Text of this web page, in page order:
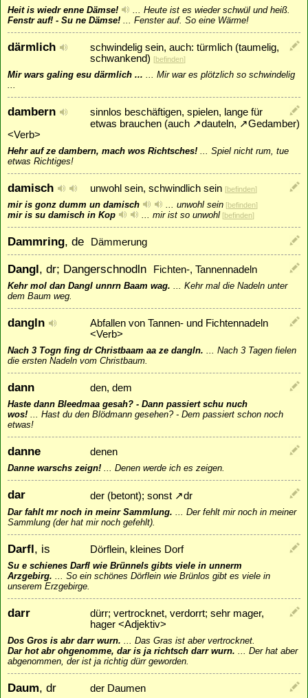
Heit is wiedr enne Dämse!
Heute ist es wieder schwül und heiß.
Fenstr auf! - Su ne Dämse!
Fenster auf. So eine Wärme!
därmlich
schwindelig sein, auch: türmlich (taumelig,
schwankend) [befinden]
Mir wars galing esu därmlich ...
Mir war es plötzlich so schwindelig
dambern
sinnlos beschäftigen, spielen, lange für
etwas brauchen (auch ↗dauteln, ↗Gedamber)
<Verb>
Hehr auf ze dambern, mach wos Richtsches!
Spiel nicht rum, tue
etwas Richtiges!
damisch unwohl sein, schwindlich sein [befinden]
mir is gonz dumm un damisch unwohl sein [befinden]
mir is su damisch in Kop mir ist so unwohl [befinden]
Dammring, de Dämmerung
Dangl, dr; Dangerschnodln Fichten-, Tannennadeln
Kehr mol dan Dangl unnrn Baam wag.
Kehr mal die Nadeln unter
dem Baum weg.
dangln
Abfallen von Tannen- und Fichtennadeln
<Verb>
Nach 3 Togn fing dr Christbaam aa ze dangln.
Nach 3 Tagen fielen
die ersten Nadeln vom Christbaum.
dann den, dem
Haste dann Bleedmaa gesah? - Dann passiert schu nuch
wos!
Hast du den Blödmann gesehen? - Dem passiert schon noch
etwas!
danne denen
Danne warschs zeign! Denen werde ich es zeigen.
dar der (betont); sonst ↗dr
Dar fahlt mr noch in meinr Sammlung.
Der fehlt mir noch in meiner
Sammlung (der hat mir noch gefehlt).
Darfl, is Dörflein, kleines Dorf
Su e schienes Darfl wie Brünnels gibts viele in unnerm
Arzgebirg.
So ein schönes Dörflein wie Brünlos gibt es viele in
unserem Erzgebirge.
darr
dürr; vertrocknet, verdorrt; sehr mager,
hager <Adjektiv>
Dos Gros is abr darr wurn.
Das Gras ist aber vertrocknet.
Dar hot abr ohgenomme, dar is ja richtsch darr wurn.
Der hat aber
abgenommen, der ist ja richtig dürr geworden.
Daum, dr der Daumen